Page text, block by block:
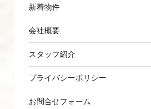
新着物件
会社概要
スタッフ紹介
プライバシーポリシー
お問合せフォーム